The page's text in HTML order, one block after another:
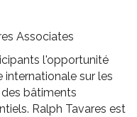
Associates
l'opportunité
sur les
bâtiments
Ralph Tavares est